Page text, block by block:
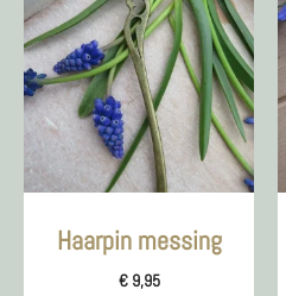
Haarpin messing
€9,95